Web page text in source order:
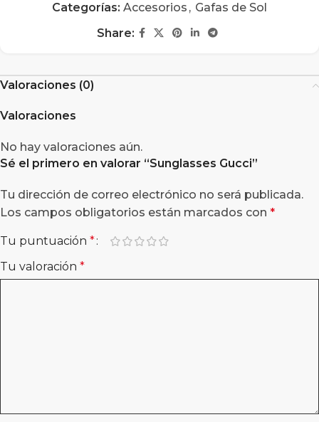
Categorías: Accesorios , Gafas de Sol
Share:
Valoraciones (0)
Valoraciones
No hay valoraciones aún.
Sé el primero en valorar “Sunglasses Gucci”
Tu dirección de correo electrónico no será publicada.
Los campos obligatorios están marcados con *
Tu puntuación *
Tu valoración *